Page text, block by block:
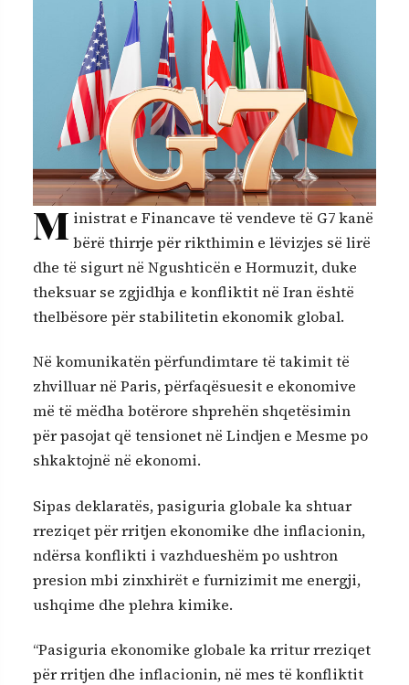
M inistrat e Financave të vendeve të G7 kanë
bërë thirrje për rikthimin e lëvizjes së lirë
dhe të sigurt në Ngushticën e Hormuzit, duke
theksuar se zgjidhja e konfliktit në Iran është
thelbësore për stabilitetin ekonomik global.
Në komunikatën përfundimtare të takimit të
zhvilluar në Paris, përfaqësuesit e ekonomive
më të mëdha botërore shprehën shqetësimin
për pasojat që tensionet në Lindjen e Mesme po
shkaktojnë në ekonomi.
Sipas deklaratës, pasiguria globale ka shtuar
rreziqet për rritjen ekonomike dhe inflacionin,
ndërsa konflikti i vazhdueshëm po ushtron
presion mbi zinxhirët e furnizimit me energji,
ushqime dhe plehra kimike.
“Pasiguria ekonomike globale ka rritur rreziqet
për rritjen dhe inflacionin, në mes të konfliktit